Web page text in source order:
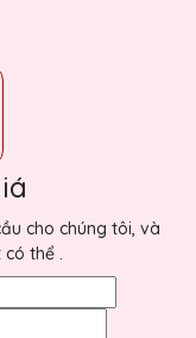
cho chúng tôi, và
thể .